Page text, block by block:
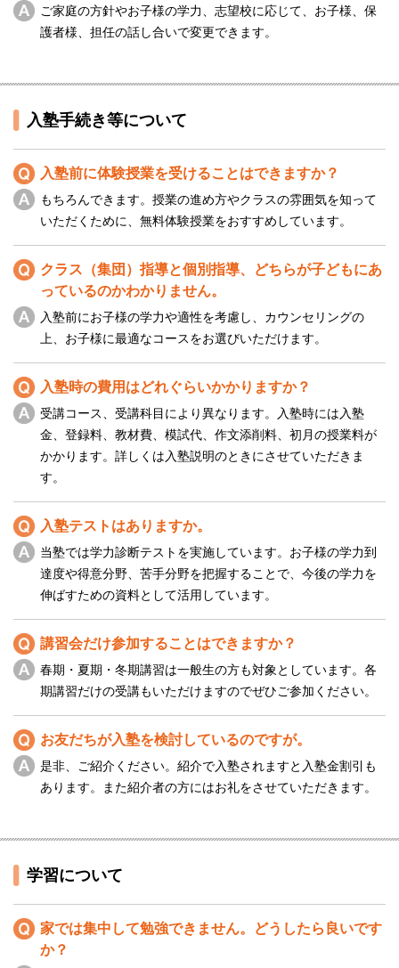
ご家庭の方針やお子様の学力、志望校に応じて、お子様、保
護者様、担任の話し合いで変更できます。
入塾手続き等について
入塾前に体験授業を受けることはできますか？
もちろんできます。授業の進め方やクラスの雰囲気を知って
いただくために、無料体験授業をおすすめしています。
クラス（集団）指導と個別指導、どちらが子どもにあ
っているのかわかりません。
入塾前にお子様の学力や適性を考慮し、カウンセリングの
上、お子様に最適なコースをお選びいただけます。
入塾時の費用はどれぐらいかかりますか？
受講コース、受講科目により異なります。入塾時には入塾
金、登録料、教材費、模試代、作文添削料、初月の授業料が
かかります。詳しくは入塾説明のときにさせていただきま
す。
入塾テストはありますか。
当塾では学力診断テストを実施しています。お子様の学力到
達度や得意分野、苦手分野を把握することで、今後の学力を
伸ばすための資料として活用しています。
講習会だけ参加することはできますか？
春期・夏期・冬期講習は一般生の方も対象としています。各
期講習だけの受講もいただけますのでぜひご参加ください。
お友だちが入塾を検討しているのですが。
是非、ご紹介ください。紹介で入塾されますと入塾金割引も
あります。また紹介者の方にはお礼をさせていただきます。
学習について
家では集中して勉強できません。どうしたら良いです
か？